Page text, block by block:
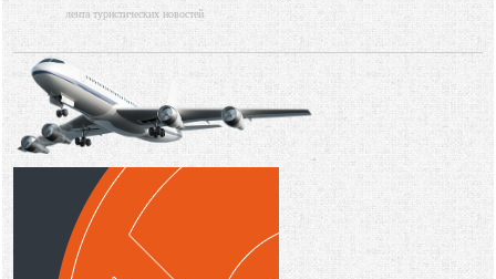
лента туристических новостей